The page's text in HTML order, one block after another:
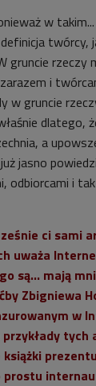
w
twórcy,
gruncie rzeczy
i
w gruncie
dlatego,
a
jasno
i
ci sami
uważa
są... mają
Zbigniewa
w